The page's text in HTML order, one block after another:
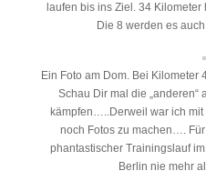
laufen bis ins Ziel. 34
Die 8 werden es
Ein Foto am Dom. Bei Kilometer
Schau Dir mal die „anderen“
kämpfen…..Derweil war ich mit
noch Fotos zu machen….
phantastischer Trainingslauf
Berlin nie mehr